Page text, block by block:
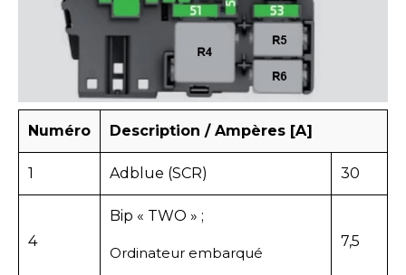
Numéro Description / Ampères [A]
1 Adblue (SCR) 30
4
Bip « TWO » ;
Ordinateur embarqué
7,5